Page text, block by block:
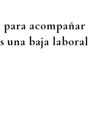
acompañar
una baja laboral